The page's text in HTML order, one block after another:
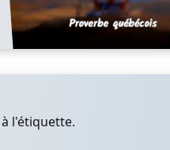
l'étiquette.